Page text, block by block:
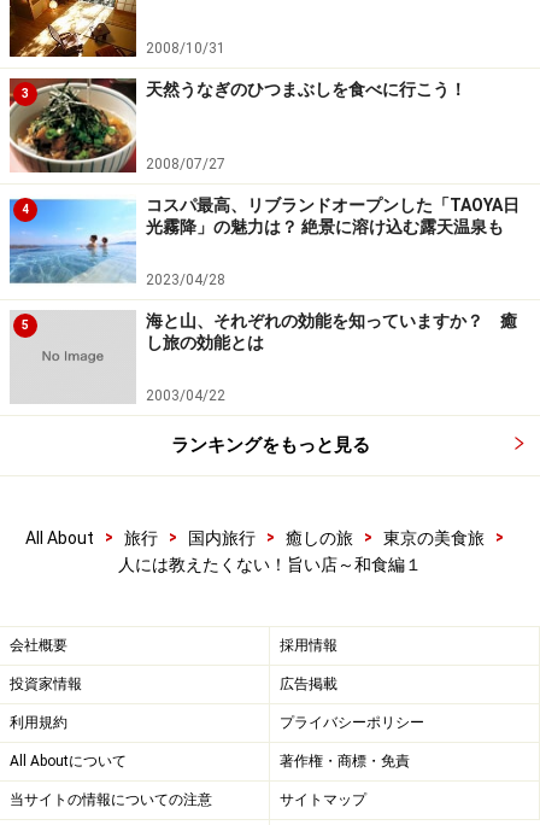
2008/10/31
3 天然うなぎのひつまぶしを食べに行こう！
2008/07/27
4
コスパ最高、リブランドオープンした「TAOYA日
光霧降」の魅力は？ 絶景に溶け込む露天温泉も
2023/04/28
5
海と山、それぞれの効能を知っていますか？ 癒
し旅の効能とは
2003/04/22
ランキングをもっと見る
All About > 旅行 > 国内旅行 > 癒しの旅 > 東京の美食旅
>
人には教えたくない！旨い店～和食編１
会社概要 採用情報
投資家情報 広告掲載
利用規約 プライバシーポリシー
All Aboutについて 著作権・商標・免責
当サイトの情報についての注意 サイトマップ